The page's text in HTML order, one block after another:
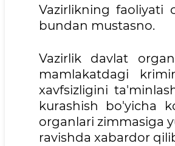
Vazirlikning faoliyati
bundan mustasno.
Vazirlik davlat
mamlakatdagi
xavfsizligini
kurashish bo'yicha
organlari zimmasiga
ravishda xabardor